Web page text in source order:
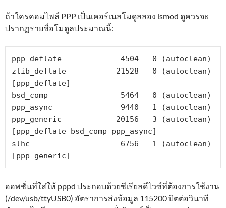
ถ้าใครคอมไพล์ PPP เป็นเคอร์เนลโมดูลลอง lsmod ดูควรจะ
ปรากฏรายชื่อโมดูลประมาณนี้:
ppp_deflate             4504   0 (autoclean)
zlib_deflate           21528   0 (autoclean)
[ppp_deflate]
bsd_comp                5464   0 (autoclean)
ppp_async               9440   1 (autoclean)
ppp_generic            20156   3 (autoclean)
[ppp_deflate bsd_comp ppp_async]
slhc                    6756   1 (autoclean)
[ppp_generic]
ออพชั่นที่ใส่ให้ pppd ประกอบด้วยซีเรียลดีไวซ์ที่ต้องการใช้งาน
(/dev/usb/ttyUSB0) อัตราการส่งข้อมูล 115200 บิตต่อวินาที